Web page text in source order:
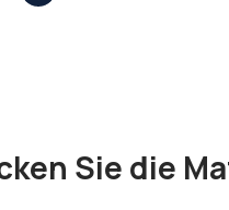
Sie die